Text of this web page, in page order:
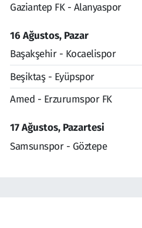
Gaziantep FK - Alanyaspor
16 Ağustos, Pazar
Başakşehir - Kocaelispor
Beşiktaş - Eyüpspor
Amed - Erzurumspor FK
17 Ağustos, Pazartesi
Samsunspor - Göztepe